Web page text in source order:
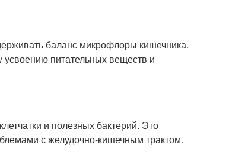
баланс микрофлоры кишечника.
питательных веществ и
и полезных бактерий. Это
с желудочно-кишечным трактом.